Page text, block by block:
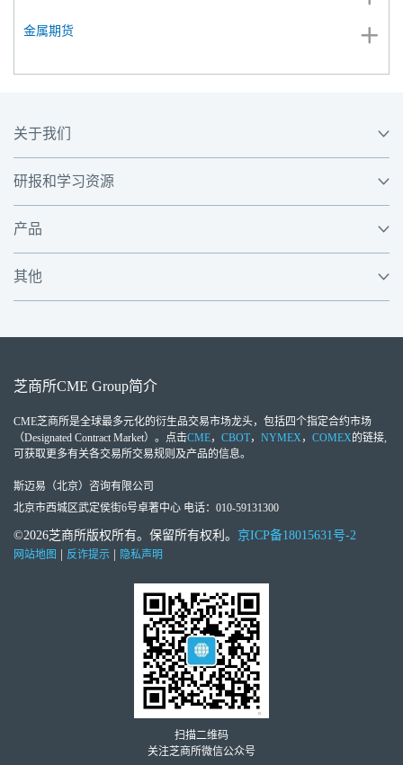
金属期货
关于我们
研报和学习资源
产品
其他
芝商所CME Group简介
CME芝商所是全球最多元化的衍生品交易市场龙头，包括四个指定合约市场
（Designated Contract Market）。点击CME， CBOT， NYMEX， COMEX的链接,
可获取更多有关各交易所交易规则及产品的信息。
斯迈易（北京）咨询有限公司
北京市西城区武定侯街6号卓著中心 电话：010-59131300
©2026芝商所版权所有。保留所有权利。 京ICP备18015631号-2
网站地图 反诈提示 隐私声明
扫描二维码
关注芝商所微信公众号